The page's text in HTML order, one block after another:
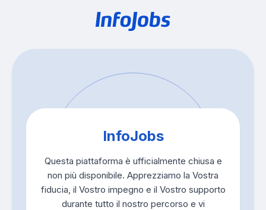
InfoJobs
Questa piattaforma è ufficialmente chiusa e
non più disponibile. Apprezziamo la Vostra
fiducia, il Vostro impegno e il Vostro supporto
durante tutto il nostro percorso e vi